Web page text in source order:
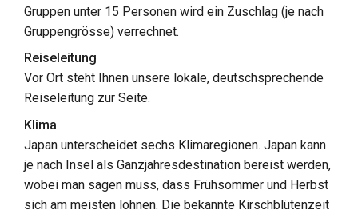
Gruppen unter 15 Personen wird ein Zuschlag (je nach
Gruppengrösse) verrechnet.
Reiseleitung
Vor Ort steht Ihnen unsere lokale, deutschsprechende
Reiseleitung zur Seite.
Klima
Japan unterscheidet sechs Klimaregionen. Japan kann
je nach Insel als Ganzjahresdestination bereist werden,
wobei man sagen muss, dass Frühsommer und Herbst
sich am meisten lohnen. Die bekannte Kirschblütenzeit